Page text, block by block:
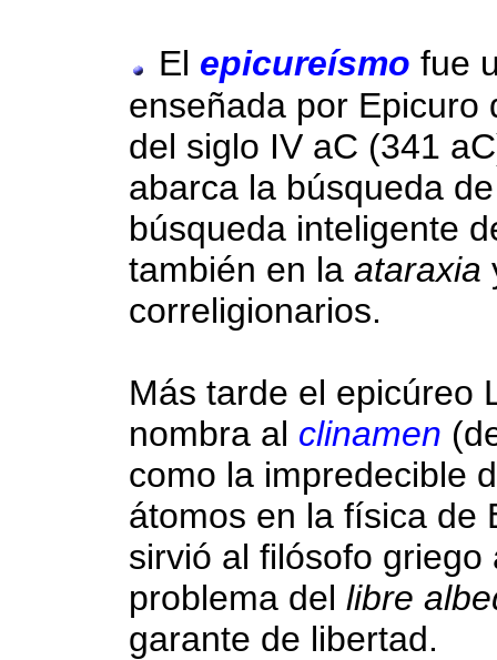
El epicureísmo fue
enseñada por Epicuro
del siglo IV aC (341
abarca la búsqueda
búsqueda inteligente
también en la ataraxia
correligionarios.
Más tarde el epicúreo
nombra al clinamen
como la impredecible
átomos en la física de
sirvió al filósofo
problema del libre
garante de libertad.